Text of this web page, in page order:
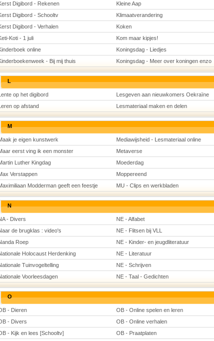
Digibord - Rekenen
Kleine Aap
Digibord - Schooltv
Klimaatverandering
Digibord - Verhalen
Koken
Koti - 1 juli
Kom maar kipjes!
online
Koningsdag - Liedjes
- Bij mij thuis
Koningsdag - Meer over koningen enzo
L
op het digibord Lesgeven aan nieuwkomers Oekraïne
op afstand
Lesmateriaal maken en delen
M
je eigen kunstwerk Mediawijsheid - Lesmateriaal online
eerst ving ik een monster
Metaverse
Luther Kingdag
Moederdag
Verstappen
Moppereend
Modderman geeft een feestje
MU - Clips en werkbladen
N
- Divers NE - Alfabet
de brugklas : video's
NE - Flitsen bij VLL
Roep
NE - Kinder- en jeugdliteratuur
Holocaust Herdenking
NE - Literatuur
Tuinvogeltelling
NE - Schrijven
Voorleesdagen
NE - Taal - Gedichten
O
- Dieren OB - Online spelen en leren
- Divers
OB - Online verhalen
- Kijk en lees [Schooltv]
OB - Praatplaten